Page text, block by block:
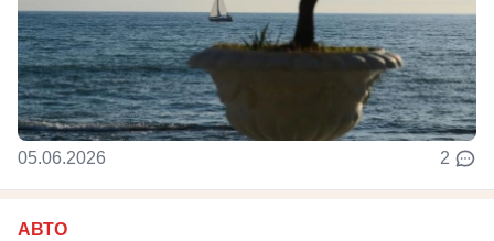
05.06.2026 2
АВТО